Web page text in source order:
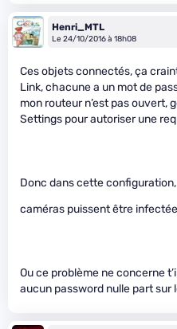
Henri_MTL
Le 24/10/2016 à 18h08
Ces objets connectés, ça
Link, chacune a un mot de
mon routeur n’est pas ouvert,
Settings pour autoriser une
Donc dans cette
caméras puissent être
Ou ce problème ne concerne
aucun password nulle part sur